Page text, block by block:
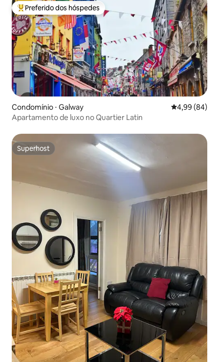
Entre os melhores preferidos dos hóspedes
Preferido dos hóspedes
Condomínio ⋅ Galway 4,99 de uma
4,99 (84)
Apartamento de luxo no Quartier Latin
Superhost
Superhost